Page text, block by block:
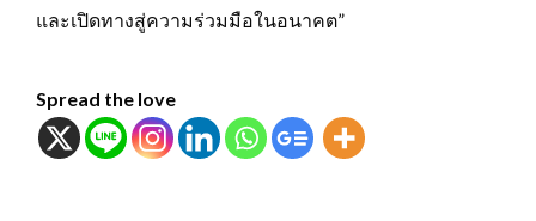
และเปิดทางสู่ความร่วมมือในอนาคต”
Spread the love